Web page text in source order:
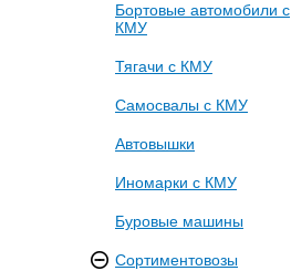
Бортовые автомобили с
КМУ
Тягачи с КМУ
Самосвалы с КМУ
Автовышки
Иномарки с КМУ
Буровые машины
Сортиментовозы